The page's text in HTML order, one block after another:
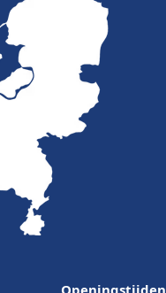
Openingstijden